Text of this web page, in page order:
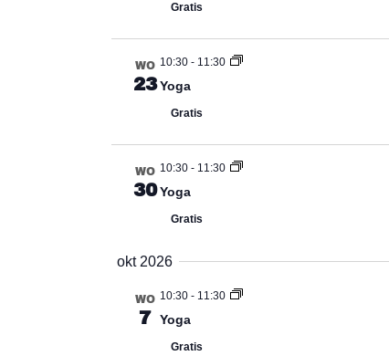
Gratis
WO
23
10:30- 11:30
Yoga
Gratis
WO
30
10:30- 11:30
Yoga
Gratis
okt 2026
WO
7
10:30- 11:30
Yoga
Gratis